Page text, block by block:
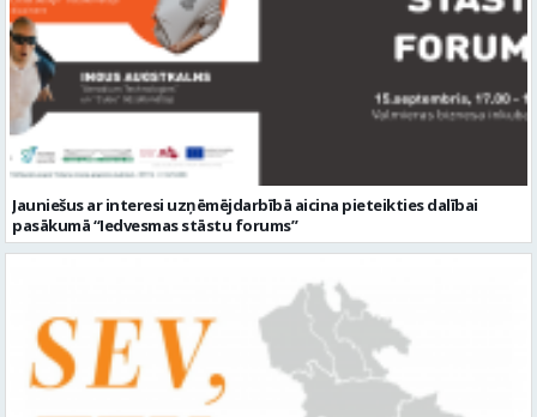
Jauniešus ar interesi uzņēmējdarbībā aicina pieteikties dalībai
pasākumā “Iedvesmas stāstu forums”